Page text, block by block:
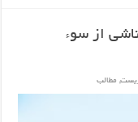
از سوء
, مطالب